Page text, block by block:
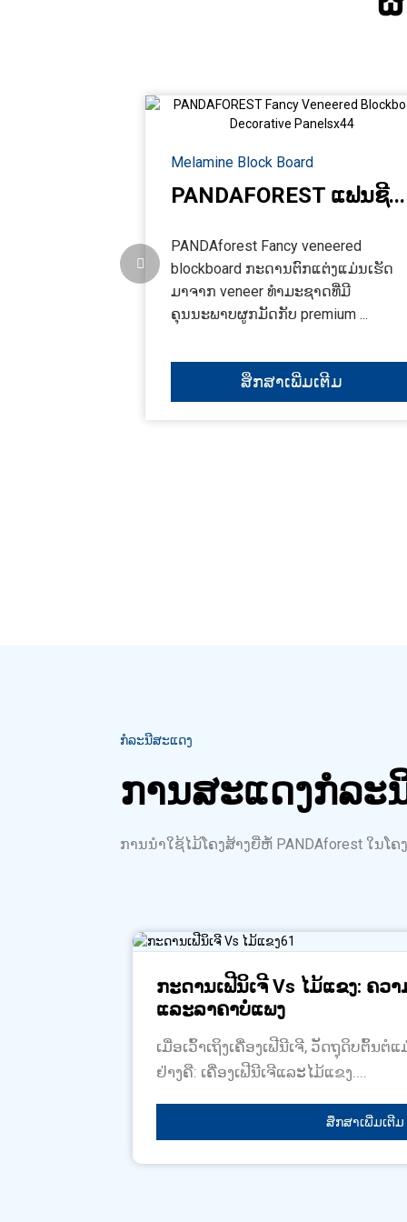
Melamine Block Board
PANDAFOREST ແຟນຊີ...
PANDAforest Fancy veneered
blockboard ກະດານຕົກແຕ່ງແມ່ນເຮັດ
ມາຈາກ veneer ທໍາມະຊາດທີ່ມີ
ຄຸນນະພາບຜູກມັດກັບ premium ...
ສຶກສາເພີ່ມເຕີມ
ກໍລະນີສະແດງ
ການສະແດງກໍລະ
ການນຳໃຊ້ໄມ້ໂຄງສ້າງຍີ່ຫໍ້ PANDAforest ໃນໂ
ກະດານເຟີນິເຈີ Vs ໄມ້ແຂງ: ຄວ
ແລະລາຄາບໍ່ແພງ
ເມື່ອ​ເວົ້າ​ເຖິງ​ເຄື່ອງ​ເຟີ​ນີ​ເຈີ, ວັດຖຸ​ດິບ​ຕົ້ນຕໍ​
ຢ່າງ​ຄື: ​ເຄື່ອງ​ເຟີ​ນີ​ເຈີ​ແລະ​ໄມ້​ແຂງ....
ສຶກສາເພີ່ມເຕີມ